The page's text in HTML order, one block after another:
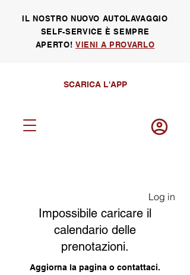
IL NOSTRO NUOVO AUTOLAVAGGIO
SELF-SERVICE È SEMPRE
APERTO! VIENI A PROVARLO
SCARICA L'APP
Log in
Impossibile caricare il
calendario delle
prenotazioni.
Aggiorna la pagina o contattaci.